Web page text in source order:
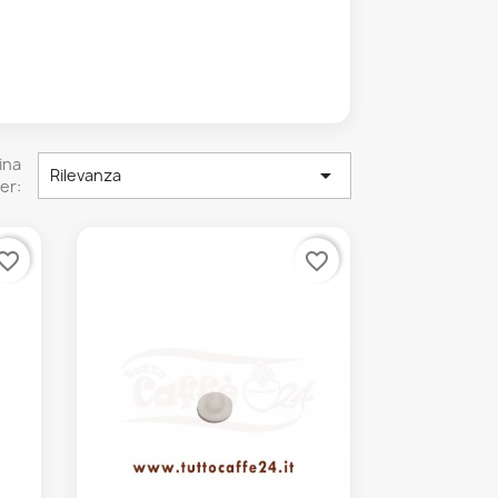
Rilevanza 
favorite_border